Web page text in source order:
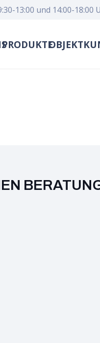
13:00 und 14:00-18:00
PRODUKTE